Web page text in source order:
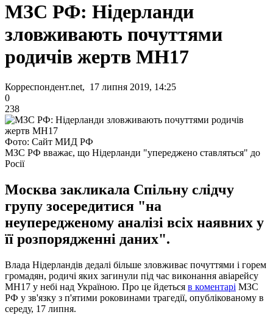
МЗС РФ: Нідерланди
зловживають почуттями
родичів жертв МН17
Корреспондент.net, 17 липня 2019, 14:25
0
238
Фото: Сайт МИД РФ
МЗС РФ вважає, що Нідерланди "упереджено ставляться" до
Росії
Москва закликала Спільну слідчу
групу зосередитися "на
неупередженому аналізі всіх наявних у
її розпорядженні даних".
Влада Нідерландів дедалі більше зловживає почуттями і горем
громадян, родичі яких загинули під час виконання авіарейсу
MH17 у небі над Україною. Про це йдеться в коментарі МЗС
РФ у зв'язку з п'ятими роковинами трагедії, опублікованому в
середу, 17 липня.